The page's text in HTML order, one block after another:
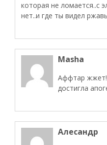
которая не ломается..с
нет..и где ты видел
Masha
Аффтар жжет!
достигла
Алесандр